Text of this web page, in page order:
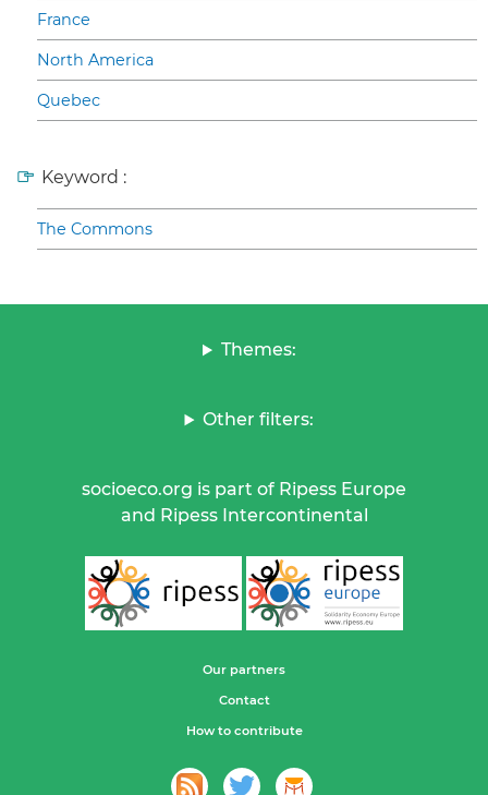
France
North America
Quebec
Keyword :
The Commons
Themes:
Other filters:
socioeco.org is part of Ripess Europe
and Ripess Intercontinental
Our partners
Contact
How to contribute